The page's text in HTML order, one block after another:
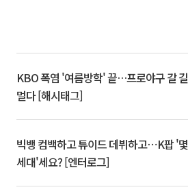
KBO 폭염 '여름방학' 끝…프로야구 갈 길
멀다 [해시태그]
빅뱅 컴백하고 튜이드 데뷔하고⋯K팝 '몇
세대'세요? [엔터로그]